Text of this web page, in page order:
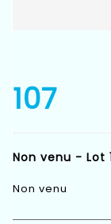
107
Non venu - Lot
Non venu